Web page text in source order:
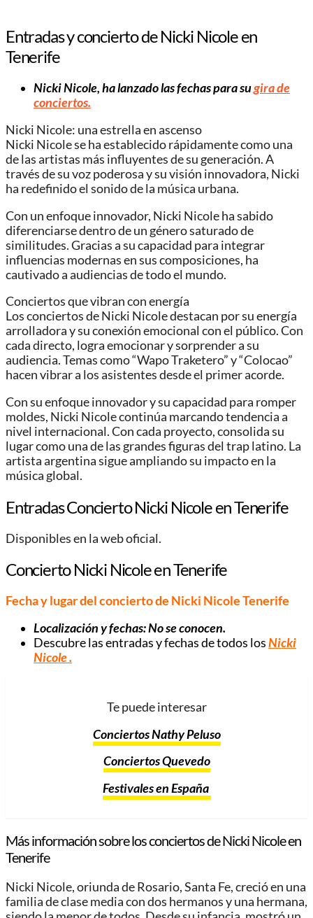
Entradas y concierto de Nicki Nicole en
Tenerife
Nicki Nicole, ha lanzado las fechas para sugira de
conciertos.
Nicki Nicole: una estrella en ascenso
Nicki Nicole se ha establecido rápidamente como una
de las artistas más influyentes de su generación. A
través de su voz poderosa y su visión innovadora, Nicki
ha redefinido el sonido de la música urbana.
Con un enfoque innovador, Nicki Nicole ha sabido
diferenciarse dentro de un género saturado de
similitudes. Gracias a su capacidad para integrar
influencias modernas en sus composiciones, ha
cautivado a audiencias de todo el mundo.
Conciertos que vibran con energía
Los conciertos de Nicki Nicole destacan por su energía
arrolladora y su conexión emocional con el público. Con
cada directo, logra emocionar y sorprender a su
audiencia. Temas como “Wapo Traketero” y “Colocao”
hacen vibrar a los asistentes desde el primer acorde.
Con su enfoque innovador y su capacidad para romper
moldes, Nicki Nicole continúa marcando tendencia a
nivel internacional. Con cada proyecto, consolida su
lugar como una de las grandes figuras del trap latino. La
artista argentina sigue ampliando su impacto en la
música global.
Entradas Concierto Nicki Nicole en Tenerife
Disponibles en la web oficial.
Concierto Nicki Nicole en Tenerife
Fecha y lugar del concierto de Nicki Nicole Tenerife
Localización y fechas: No se conocen.
Descubre las entradas y fechas de todos losNicki
Nicole.
Te puede interesar
Conciertos Nathy Peluso
Conciertos Quevedo
Festivales en España
Más información sobre los conciertos de Nicki Nicole en
Tenerife
Nicki Nicole, oriunda de Rosario, Santa Fe, creció en una
familia de clase media con dos hermanos y una hermana,